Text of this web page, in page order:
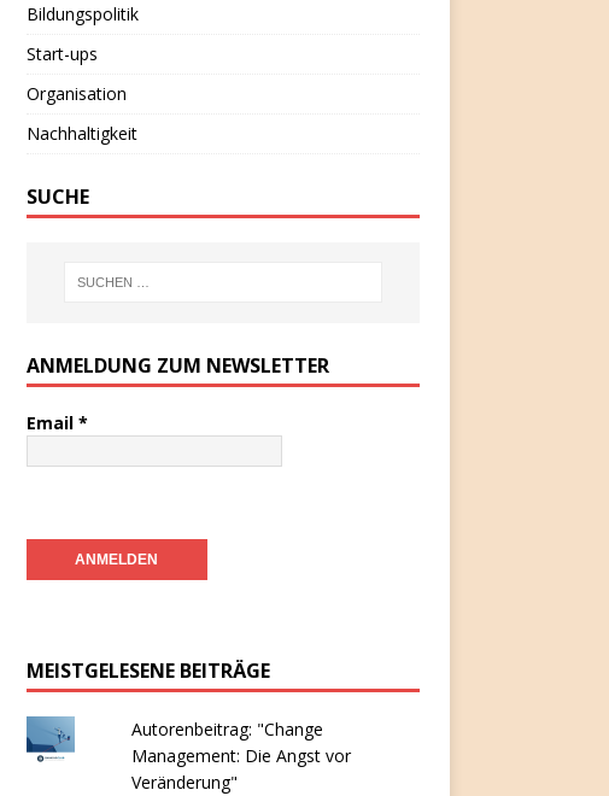
Bildungspolitik
Start-ups
Organisation
Nachhaltigkeit
SUCHE
ANMELDUNG ZUM NEWSLETTER
Email *
MEISTGELESENE BEITRÄGE
Autorenbeitrag: "Change
Management: Die Angst vor
Veränderung"